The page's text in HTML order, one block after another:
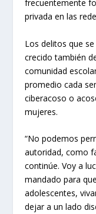
frecuentemente
privada en las
Los delitos que
crecido también
comunidad
promedio cada
ciberacoso o
mujeres.
“No podemos
autoridad, como
continúe. Voy a
mandado para
adolescentes,
dejar a un lado